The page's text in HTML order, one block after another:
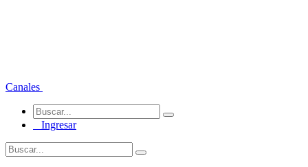
Canales
Ingresar